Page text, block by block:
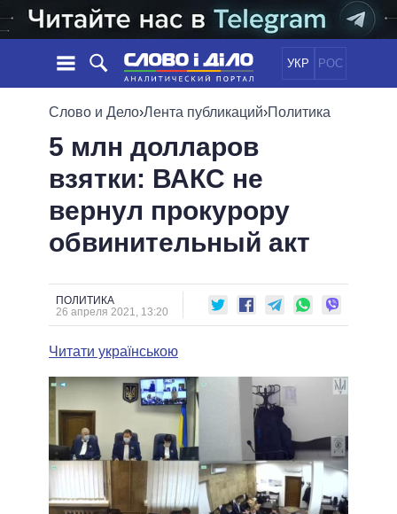
УКР РОС
НОВОСТИ
ЛЕНТА
СОБЫТИЯ
СТАТЬИ
МНЕНИЯ
ОБЗОРЫ
ДАЙДЖЕСТЫ
ПОЛИТИКА
ЭКОНОМИКА
ОБЩЕСТВО
МИР
ОБЕЩАНИЯ
ПОЛИТИКИ
ВСЕ ПОЛИТИКИ
ПРЕЗИДЕНТ И ОФИС
ВЕРХОВНАЯ РАДА
КАБИНЕТ МИНИСТРОВ
МЭРЫ
ВСЕ ПЕРСОНЫ
ИНФОГРАФИКА
ПОДДЕРЖАТЬ
СРАВНЕНИЕ ПОЛИТИКОВ
Слово и Дело›Лента публикаций›Политика
5 млн долларов
взятки: ВАКС не
вернул прокурору
обвинительный акт
ПОЛИТИКА
26 апреля 2021, 13:20
Читати українською